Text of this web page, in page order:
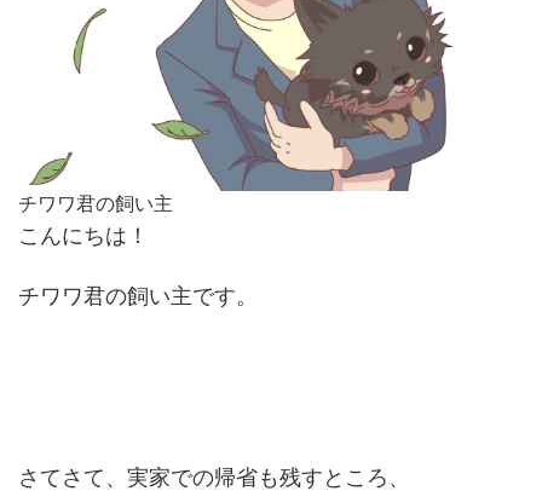
チワワ君の飼い主
こんにちは！
チワワ君の飼い主です。
さてさて、実家での帰省も残すところ、